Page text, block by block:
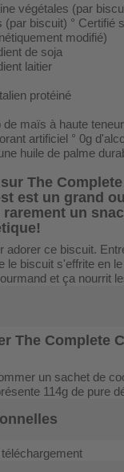
végétales (par
(par biscuit) ° Certifié
modifié)
de soja
laitier
protéiné
de maïs à haute
artificiel ° 0g
huile de palme
The
est un grand
rarement un
adorer ce biscuit.
le biscuit s'effrite en
et ça nourrit
The Complete
un sachet de
114g de pure